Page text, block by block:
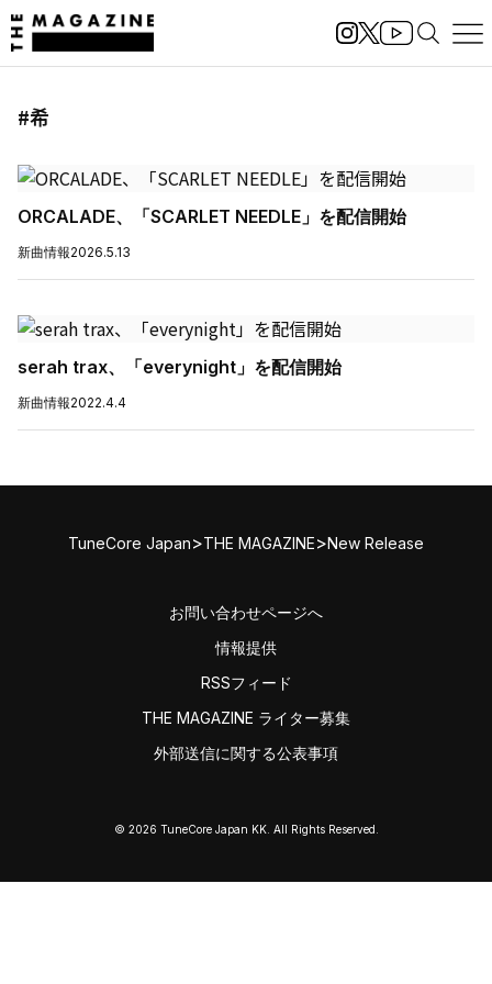
#希
ORCALADE、「SCARLET NEEDLE」を配信開始
新曲情報2026.5.13
serah trax、「everynight」を配信開始
新曲情報2022.4.4
TuneCore Japan>THE MAGAZINE>New Release
お問い合わせページへ
情報提供
RSSフィード
THE MAGAZINE ライター募集
外部送信に関する公表事項
© 2026 TuneCore Japan KK. All Rights Reserved.